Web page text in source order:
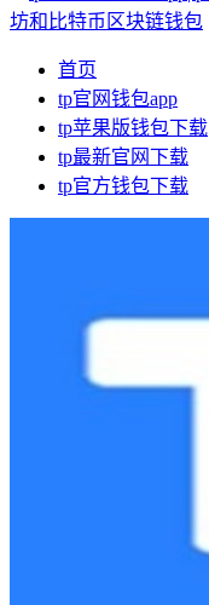
首页
tp官网钱包app
tp苹果版钱包下载
tp最新官网下载
tp官方钱包下载